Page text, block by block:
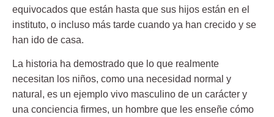
equivocados que están hasta que sus hijos están en el
instituto, o incluso más tarde cuando ya han crecido y se
han ido de casa.
La historia ha demostrado que lo que realmente
necesitan los niños, como una necesidad normal y
natural, es un ejemplo vivo masculino de un carácter y
una conciencia firmes, un hombre que les enseñe cómo